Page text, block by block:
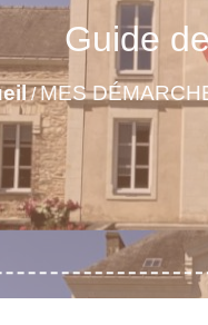
Guide
/MES